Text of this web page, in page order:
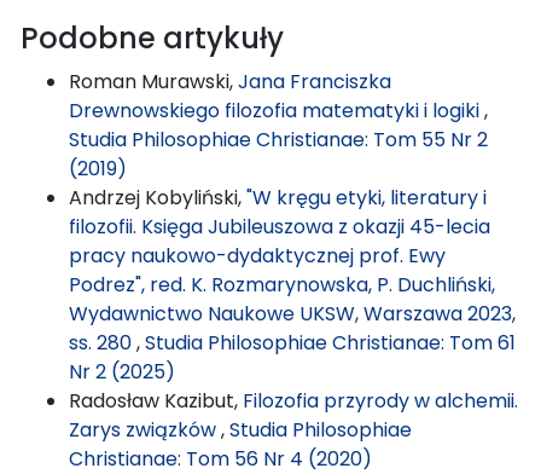
Podobne artykuły
Roman Murawski,Jana Franciszka
Drewnowskiego filozofia matematyki i logiki,
Studia Philosophiae Christianae: Tom 55 Nr 2
(2019)
Andrzej Kobyliński,"W kręgu etyki, literatury i
filozofii. Księga Jubileuszowa z okazji 45-lecia
pracy naukowo-dydaktycznej prof. Ewy
Podrez", red. K. Rozmarynowska, P. Duchliński,
Wydawnictwo Naukowe UKSW, Warszawa 2023,
ss. 280,Studia Philosophiae Christianae: Tom 61
Nr 2 (2025)
Radosław Kazibut, Filozofia przyrody w alchemii.
Zarys związków,Studia Philosophiae
Christianae: Tom 56 Nr 4 (2020)